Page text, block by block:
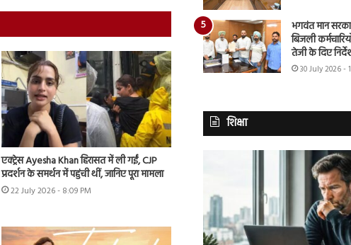
एक्ट्रेस Ayesha Khan हिरासत में ली गईं, CJP
प्रदर्शन के समर्थन में पहुंची थीं, जानिए पूरा मामला
22 July 2026 - 8:09 PM
भगवंत मान
बिजली
तेजी के दिए
30 July 2026 -
शिक्षा